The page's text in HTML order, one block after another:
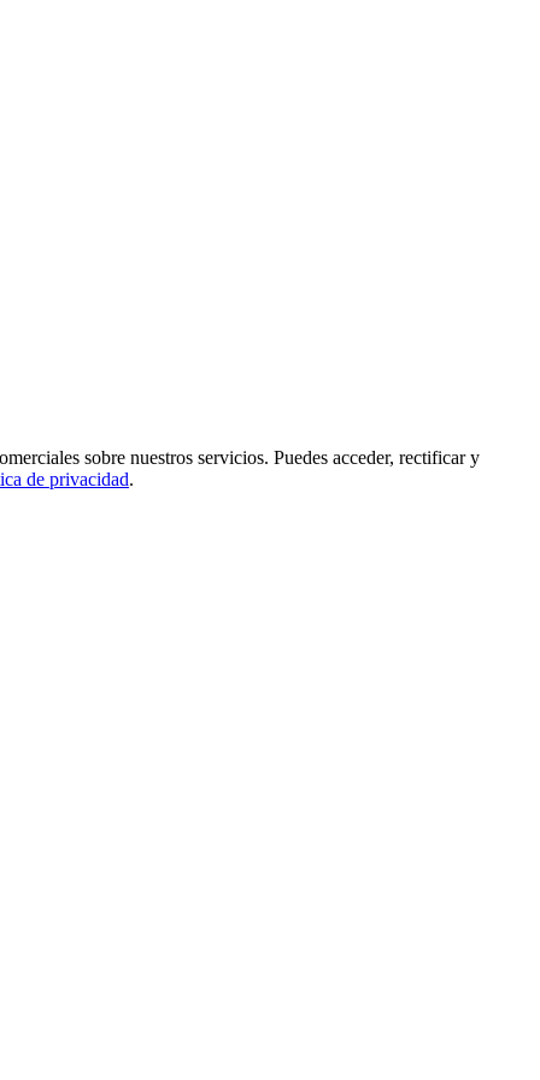
sobre nuestros servicios. Puedes acceder, rectificar y
de privacidad.